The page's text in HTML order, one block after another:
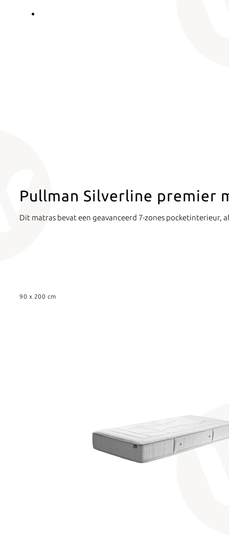
Pullman Silverline premier
Dit matras bevat een geavanceerd 7-zones pocketinterieur,
90 x 200 cm